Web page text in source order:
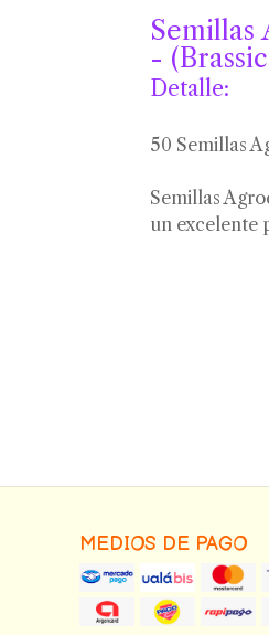
Semillas
-
Detalle:
50 Semillas
Semillas
un excelente
MEDIOS DE PAGO